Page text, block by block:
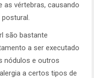
as vértebras, causando
são bastante
a ser executado
nódulos e outros
a certos tipos de